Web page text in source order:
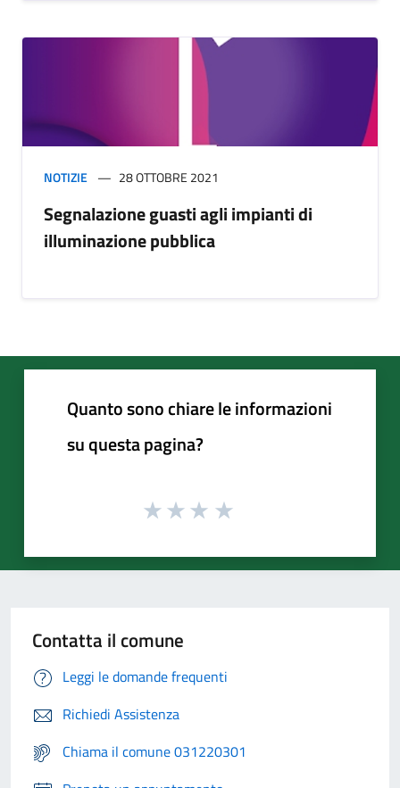
NOTIZIE 28 OTTOBRE 2021
Segnalazione guasti agli impianti di
illuminazione pubblica
Quanto sono chiare le informazioni
su questa pagina?
Contatta il comune
Leggi le domande frequenti
Richiedi Assistenza
Chiama il comune 031220301